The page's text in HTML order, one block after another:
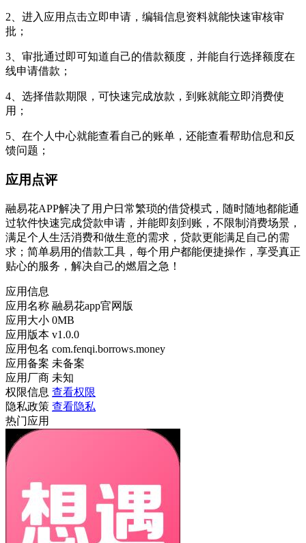
2、进入应用点击立即申请，编辑信息资料就能快速审核审
批；
3、审批通过即可知道自己的借款额度，并能自行选择额度在
线申请借款；
4、选择借款期限，可快速完成放款，到账就能立即消费使
用；
5、在个人中心就能查看自己的账单，还能查看帮助信息和反
馈问题；
应用点评
融易花APP解决了用户日常繁琐的借贷模式，随时随地都能通
过软件快速完成贷款申请，并能即刻到账，不限制消费场景，
满足个人生活消费和做生意的需求，贷款更能满足自己的需
求；简单易用的借款工具，每个用户都能便捷操作，享受真正
贴心的服务，解决自己的燃眉之急！
应用信息
应用名称 融易花app官网版
应用大小 0MB
应用版本 v1.0.0
应用包名 com.fenqi.borrows.money
应用备案 未备案
应用厂商 未知
权限信息 查看权限
隐私政策 查看隐私
热门应用